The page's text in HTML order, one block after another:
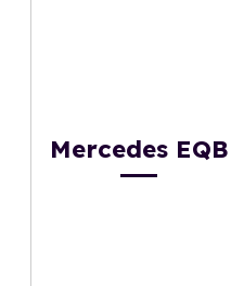
Mercedes EQB